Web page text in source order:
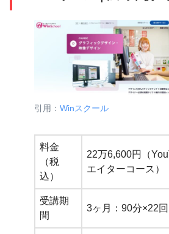
引用： Winスクール
料金
（税
込）
22万6,600円（
エイターコース）
受講期
間
3ヶ月：90分×22回